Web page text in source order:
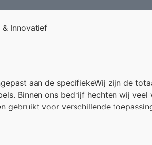
& Innovatief
aan de specifiekeWij zijn de
Binnen ons bedrijf hechten wij veel
gebruikt voor verschillende